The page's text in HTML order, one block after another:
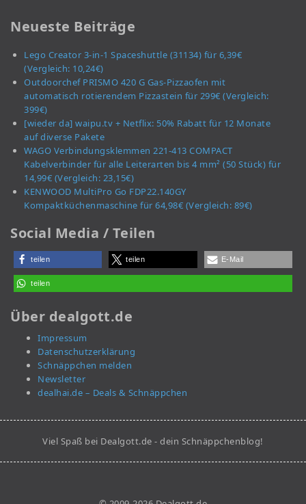
Neueste Beiträge
Lego Creator 3-in-1 Spaceshuttle (31134) für 6,39€
(Vergleich: 10,24€)
Outdoorchef PRISMO 420 G Gas-Pizzaofen mit
automatisch rotierendem Pizzastein für 299€ (Vergleich:
399€)
[wieder da] waipu.tv + Netflix: 50% Rabatt für 12 Monate
auf diverse Pakete
WAGO Verbindungsklemmen 221-413 COMPACT
Kabelverbinder für alle Leiterarten bis 4 mm² (50 Stück) für
14,99€ (Vergleich: 23,15€)
KENWOOD MultiPro Go FDP22.140GY
Kompaktküchenmaschine für 64,98€ (Vergleich: 89€)
Social Media / Teilen
teilen teilen E-Mail
teilen
Über dealgott.de
Impressum
Datenschutzerklärung
Schnäppchen melden
Newsletter
dealhai.de – Deals & Schnäppchen
Viel Spaß bei Dealgott.de - dein Schnäppchenblog!